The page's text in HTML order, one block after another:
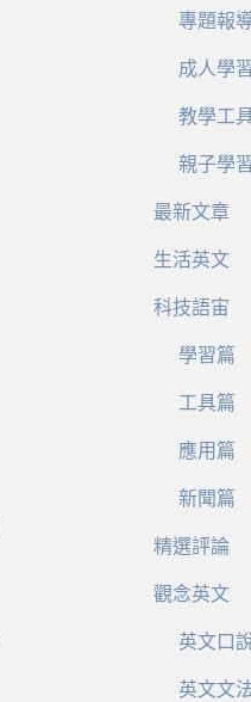
專題報
成人學
教學工
親子學
最新文章
生活英文
科技語宙
學習篇
工具篇
應用篇
新聞篇
精選評論
觀念英文
英文口
英文文